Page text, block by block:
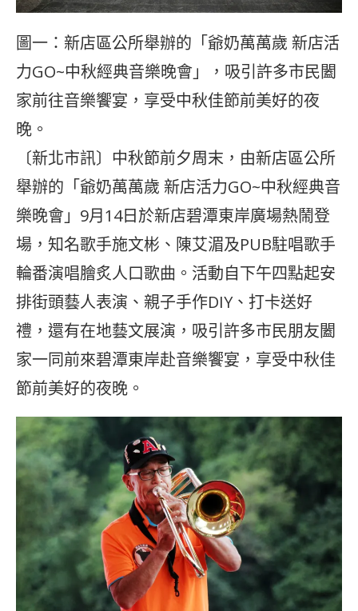
圖一：新店區公所舉辦的「爺奶萬萬歲 新店活
力GO~中秋經典音樂晚會」，吸引許多市民闔
家前往音樂饗宴，享受中秋佳節前美好的夜
晚。
〔新北市訊〕中秋節前夕周末，由新店區公所
舉辦的「爺奶萬萬歲 新店活力GO~中秋經典音
樂晚會」9月14日於新店碧潭東岸廣場熱鬧登
場，知名歌手施文彬、陳艾湄及PUB駐唱歌手
輪番演唱膾炙人口歌曲。活動自下午四點起安
排街頭藝人表演、親子手作DIY、打卡送好
禮，還有在地藝文展演，吸引許多市民朋友闔
家一同前來碧潭東岸赴音樂饗宴，享受中秋佳
節前美好的夜晚。